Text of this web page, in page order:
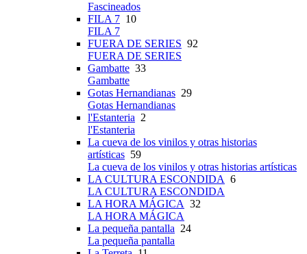
Fascineados
FILA 7 10
FILA 7
FUERA DE SERIES 92
FUERA DE SERIES
Gambatte 33
Gambatte
Gotas Hernandianas 29
Gotas Hernandianas
l'Estanteria 2
l'Estanteria
La cueva de los vinilos y otras historias
artísticas 59
La cueva de los vinilos y otras historias artísticas
LA CULTURA ESCONDIDA 6
LA CULTURA ESCONDIDA
LA HORA MÁGICA 32
LA HORA MÁGICA
La pequeña pantalla 24
La pequeña pantalla